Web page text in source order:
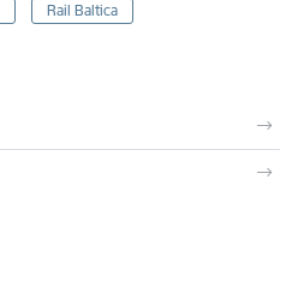
Rail Baltica